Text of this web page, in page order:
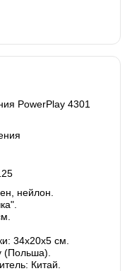
PowerPlay 4301
нейлон.
34х20х5 см.
(Польша).
Китай.